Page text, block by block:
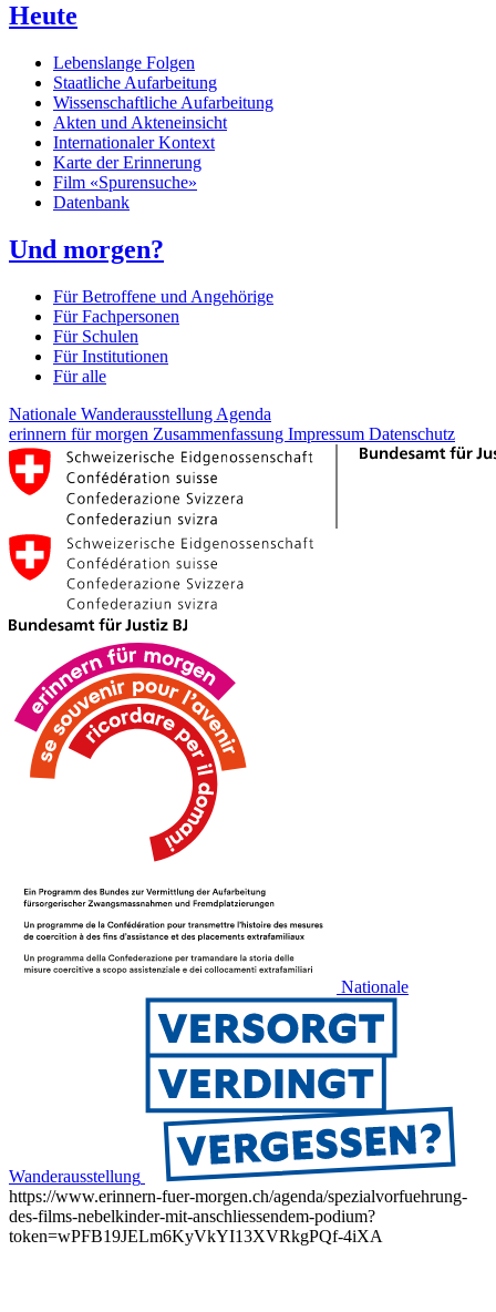
Heute
Lebenslange Folgen
Staatliche Aufarbeitung
Wissenschaftliche Aufarbeitung
Akten und Akteneinsicht
Internationaler Kontext
Karte der Erinnerung
Film «Spurensuche»
Datenbank
Und morgen?
Für Betroffene und Angehörige
Für Fachpersonen
Für Schulen
Für Institutionen
Für alle
Nationale Wanderausstellung Agenda
erinnern für morgen Zusammenfassung Impressum Datenschutz
Nationale
Wanderausstellung
https://www.erinnern-fuer-morgen.ch/agenda/spezialvorfuehrung-
des-films-nebelkinder-mit-anschliessendem-podium?
token=wPFB19JELm6KyVkYI13XVRkgPQf-4iXA